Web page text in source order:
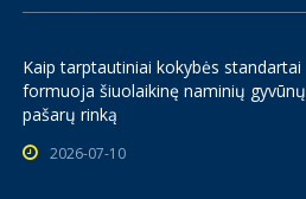
Kaip tarptautiniai kokybės standartai
formuoja šiuolaikinę naminių gyvūnų
pašarų rinką
2026-07-10